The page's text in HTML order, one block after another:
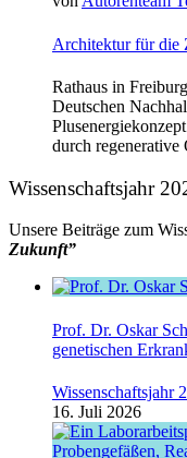
Architektur für die
Rathaus in
Deutschen
durch regenerative
Wissenschaftsjahr
Unsere Beiträge zum
Zukunft”
Prof. Dr. Oskar
genetischen
Wissenschaftsjahr
16. Juli 2026